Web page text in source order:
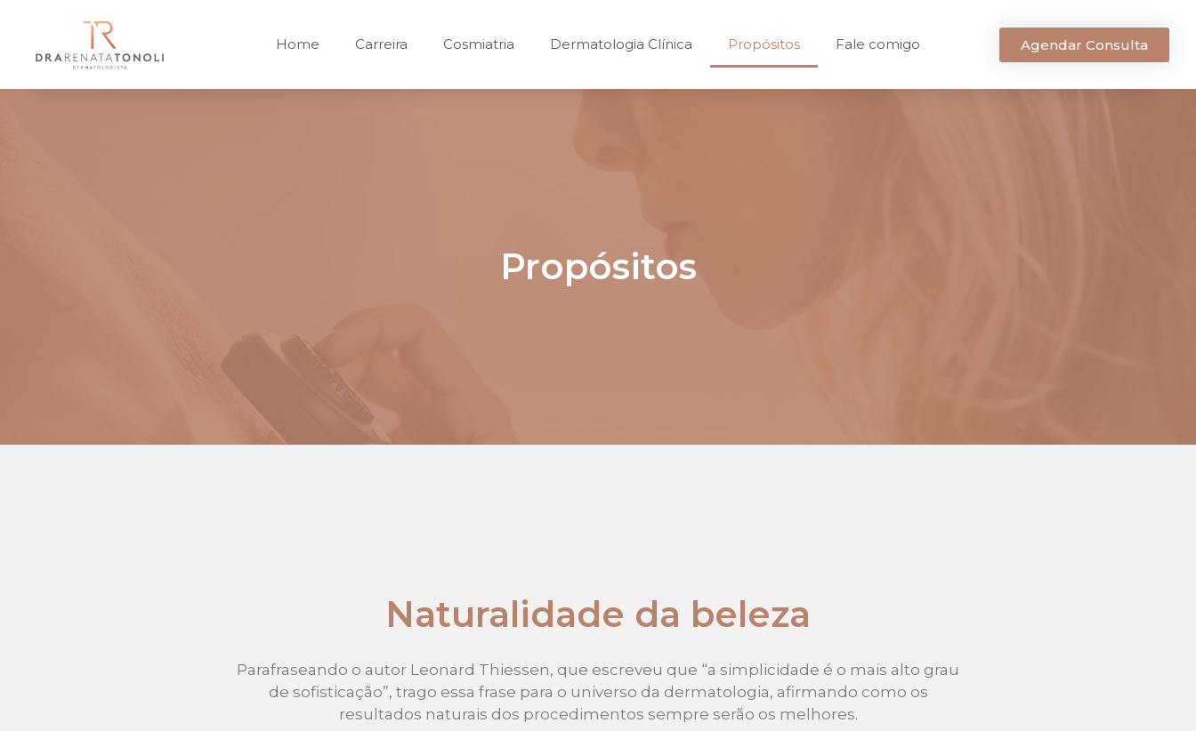
Home Carreira Cosmiatria Dermatologia Clínica Propósitos Fale comigo Agendar Consulta
Propósitos
Naturalidade da beleza
Parafraseando o autor Leonard Thiessen, que escreveu que “a simplicidade é o mais alto grau
de sofisticação”, trago essa frase para o universo da dermatologia, afirmando como os
resultados naturais dos procedimentos sempre serão os melhores.